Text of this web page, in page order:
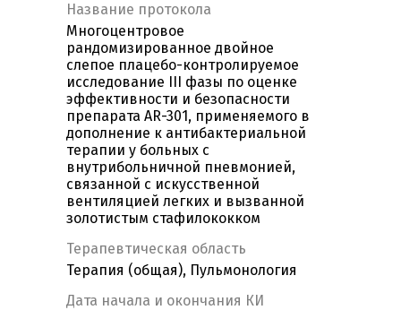
Название протокола
Многоцентровое
рандомизированное двойное
слепое плацебо-контролируемое
исследование III фазы по оценке
эффективности и безопасности
препарата AR-301, применяемого в
дополнение к антибактериальной
терапии у больных с
внутрибольничной пневмонией,
связанной с искусственной
вентиляцией легких и вызванной
золотистым стафилококком
Терапевтическая область
Терапия (общая), Пульмонология
Дата начала и окончания КИ